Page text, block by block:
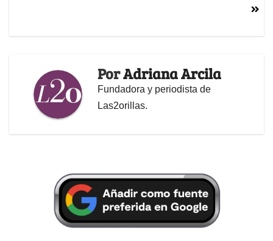
PorAdriana Arcila
Fundadora y periodista de
Las2orillas.